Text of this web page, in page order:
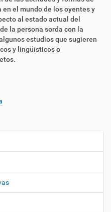
el mundo de los oyentes y
al estado actual del
la persona sorda con la
estudios que sugieren
y lingüísticos o